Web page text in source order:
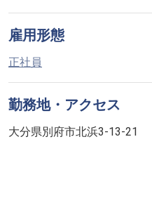
雇用形態
正社員
勤務地・アクセス
大分県別府市北浜3-13-21